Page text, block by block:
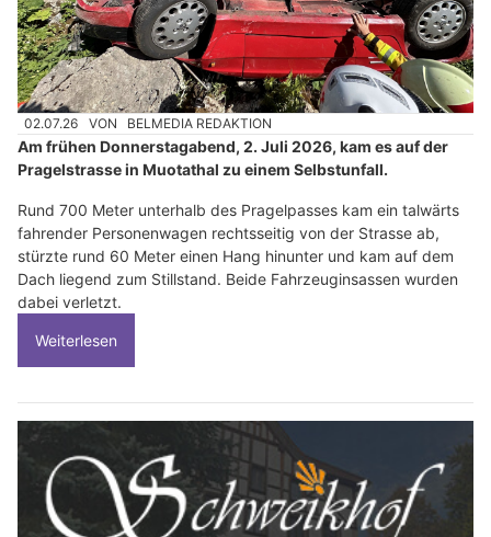
02.07.26 VON BELMEDIA REDAKTION
Am frühen Donnerstagabend, 2. Juli 2026, kam es auf der
Pragelstrasse in Muotathal zu einem Selbstunfall.
Rund 700 Meter unterhalb des Pragelpasses kam ein talwärts
fahrender Personenwagen rechtsseitig von der Strasse ab,
stürzte rund 60 Meter einen Hang hinunter und kam auf dem
Dach liegend zum Stillstand. Beide Fahrzeuginsassen wurden
dabei verletzt.
Weiterlesen